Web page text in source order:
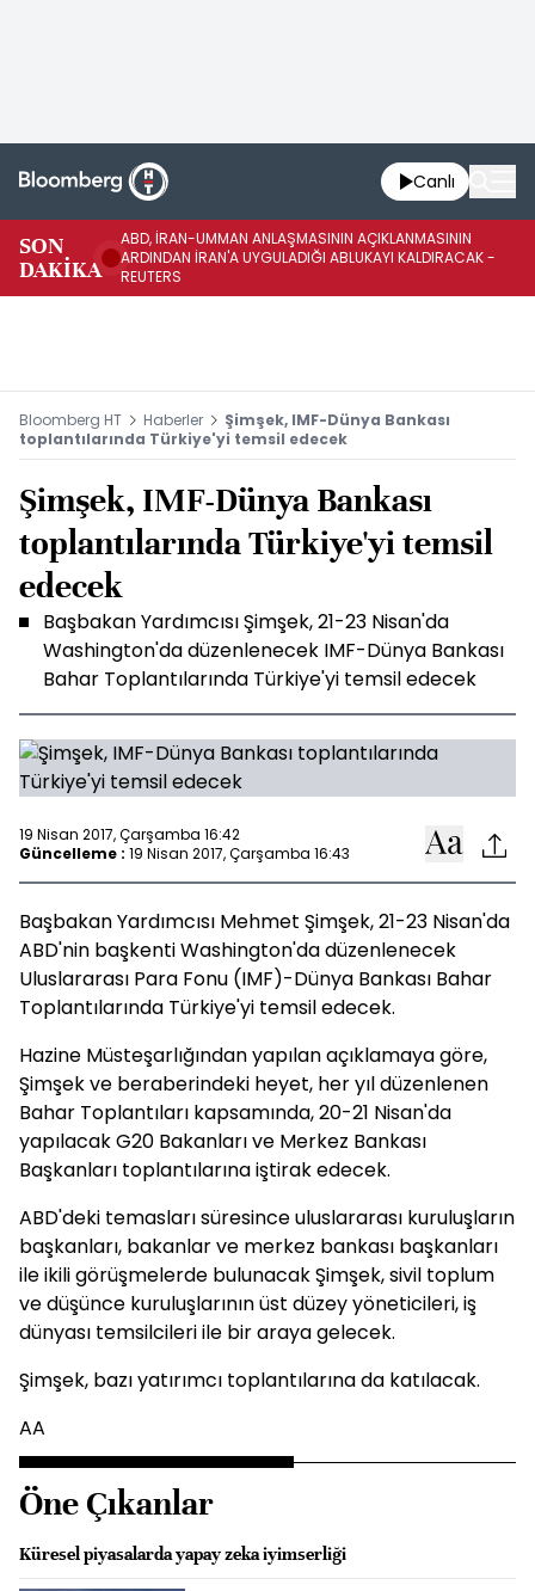
Canlı
SON
DAKİKA
ABD, İRAN-UMMAN ANLAŞMASININ AÇIKLANMASININ
ARDINDAN İRAN'A UYGULADIĞI ABLUKAYI KALDIRACAK -
REUTERS
Bloomberg HT Haberler
Şimşek, IMF-Dünya Bankası
toplantılarında Türkiye'yi temsil edecek
Şimşek, IMF-Dünya Bankası
toplantılarında Türkiye'yi temsil
edecek
Başbakan Yardımcısı Şimşek, 21-23 Nisan'da
Washington'da düzenlenecek IMF-Dünya Bankası
Bahar Toplantılarında Türkiye'yi temsil edecek
19 Nisan 2017, Çarşamba 16:42
Güncelleme : 19 Nisan 2017, Çarşamba 16:43
Başbakan Yardımcısı Mehmet Şimşek, 21-23 Nisan'da
ABD'nin başkenti Washington'da düzenlenecek
Uluslararası Para Fonu (IMF)-Dünya Bankası Bahar
Toplantılarında Türkiye'yi temsil edecek.
Hazine Müsteşarlığından yapılan açıklamaya göre,
Şimşek ve beraberindeki heyet, her yıl düzenlenen
Bahar Toplantıları kapsamında, 20-21 Nisan'da
yapılacak G20 Bakanları ve Merkez Bankası
Başkanları toplantılarına iştirak edecek.
ABD'deki temasları süresince uluslararası kuruluşların
başkanları, bakanlar ve merkez bankası başkanları
ile ikili görüşmelerde bulunacak Şimşek, sivil toplum
ve düşünce kuruluşlarının üst düzey yöneticileri, iş
dünyası temsilcileri ile bir araya gelecek.
Şimşek, bazı yatırımcı toplantılarına da katılacak.
AA
Öne Çıkanlar
Küresel piyasalarda yapay zeka iyimserliği